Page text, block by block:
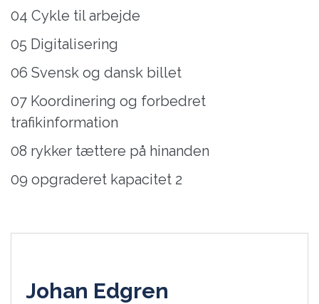
04 Cykle til arbejde
05 Digitalisering
06 Svensk og dansk billet
07 Koordinering og forbedret
trafikinformation
08 rykker tættere på hinanden
09 opgraderet kapacitet 2
Johan Edgren